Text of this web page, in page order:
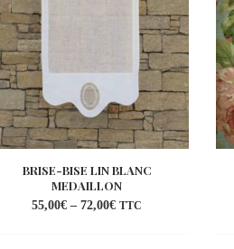
BRISE-BISE LIN BLANC
MEDAILLON
55,00€ – 72,00€ TTC